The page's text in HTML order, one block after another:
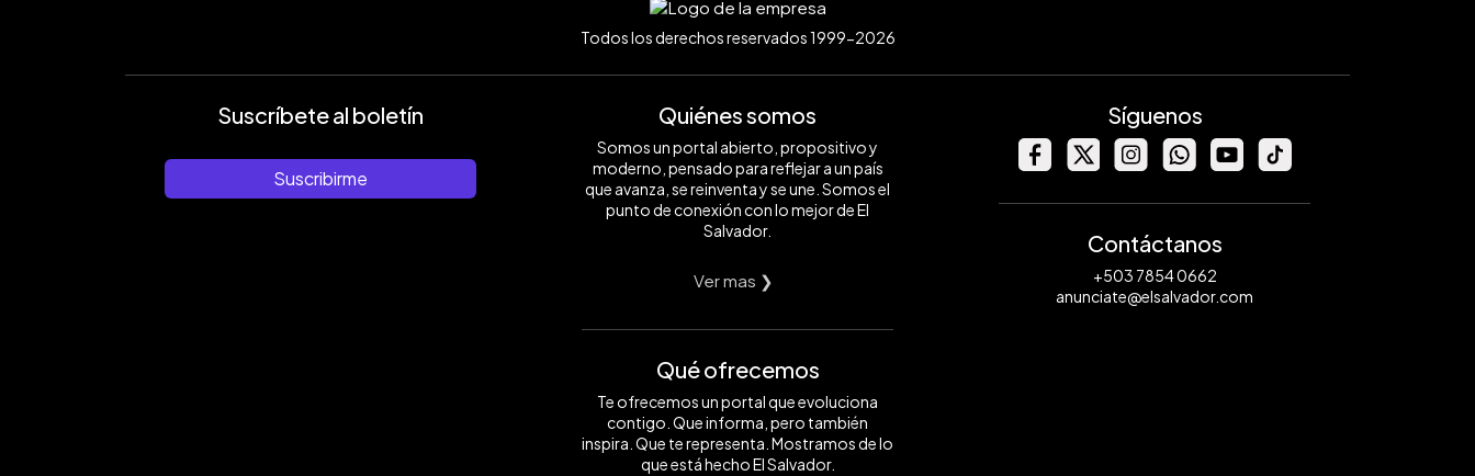
Todos los derechos reservados 1999-2026
Suscríbete al boletín
Suscribirme
Quiénes somos
Somos un portal abierto, propositivo y
moderno, pensado para reflejar a un país
que avanza, se reinventa y se une. Somos el
punto de conexión con lo mejor de El
Salvador.
Ver mas ❯
Qué ofrecemos
Te ofrecemos un portal que evoluciona
contigo. Que informa, pero también
inspira. Que te representa. Mostramos de lo
que está hecho El Salvador.
Síguenos
Contáctanos
+503 7854 0662
anunciate@elsalvador.com